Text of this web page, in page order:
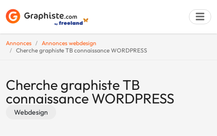
Annonces
Annonces webdesign
Cherche graphiste TB connaissance WORDPRESS
Cherche graphiste TB
connaissance WORDPRESS
Webdesign